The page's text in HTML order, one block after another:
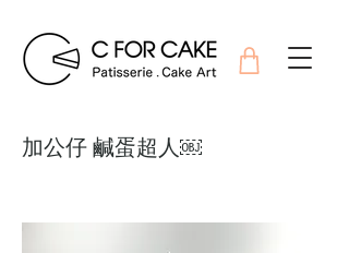
加公仔 鹹蛋超人￼